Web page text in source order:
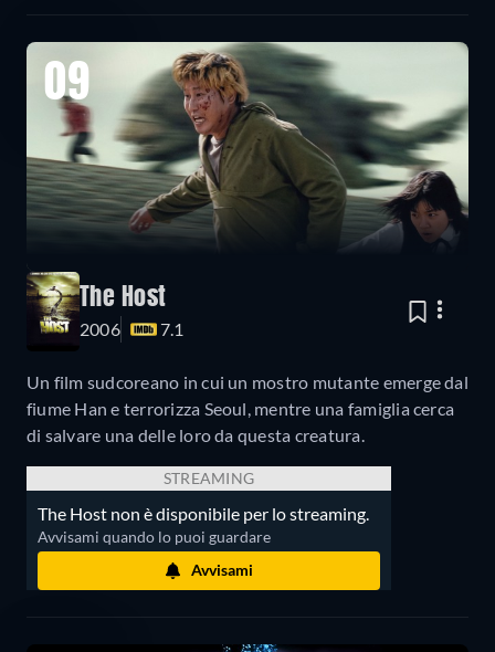
09
The Host
2006 7.1
Un film sudcoreano in cui un mostro mutante emerge dal
fiume Han e terrorizza Seoul, mentre una famiglia cerca
di salvare una delle loro da questa creatura.
STREAMING
The Host non è disponibile per lo streaming.
Avvisami quando lo puoi guardare
Avvisami